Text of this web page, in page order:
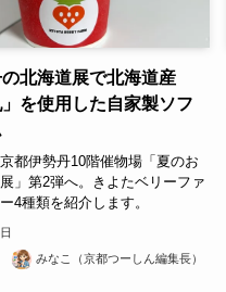
北海道展で北海道産
」を使用した自家製ソフ
都伊勢丹10階催物場「夏のお
」第2弾へ。きよたベリーファ
4種類を紹介します。
みなこ（京都つーしん編集長）